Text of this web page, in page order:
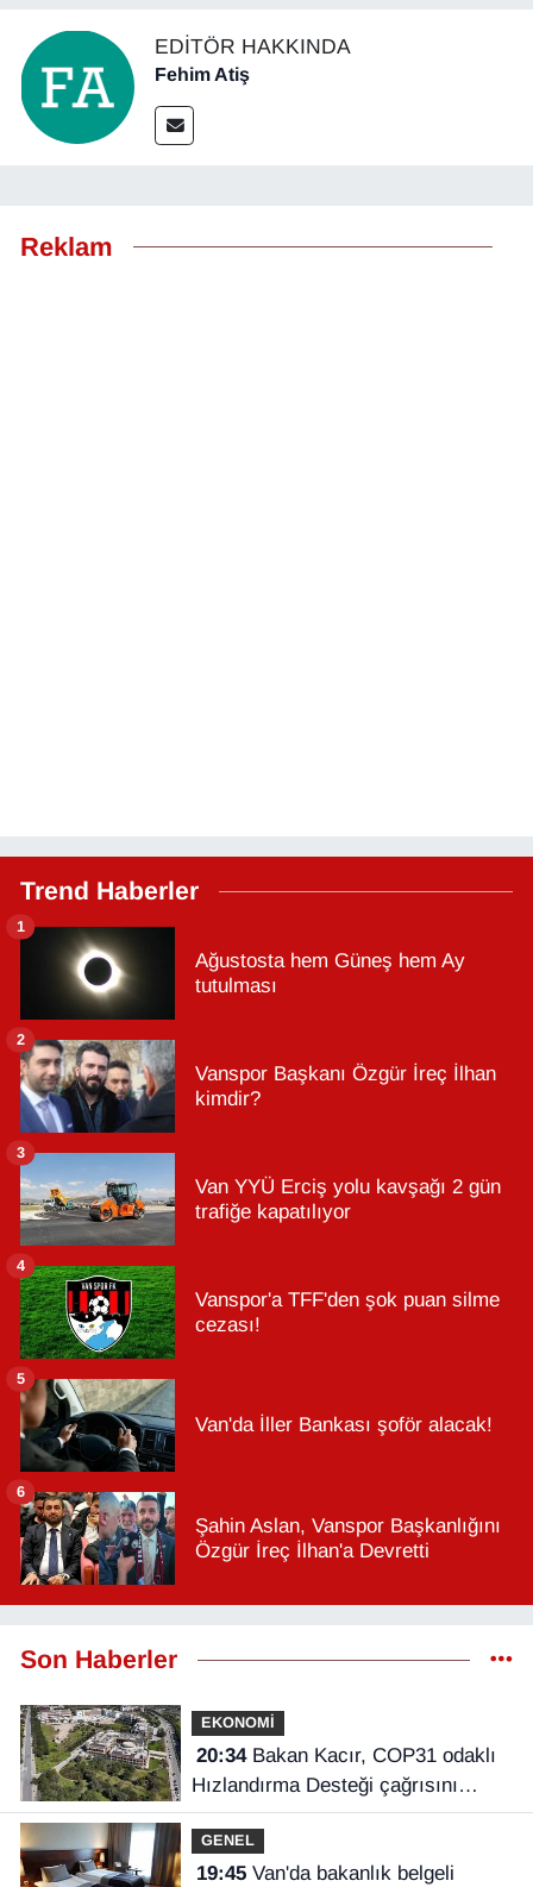
EDITÖR HAKKINDA
Fehim Atiş
Reklam
Trend Haberler
Ağustosta hem Güneş hem Ay
tutulması
1
Vanspor Başkanı Özgür İreç İlhan
kimdir?
2
Van YYÜ Erciş yolu kavşağı 2 gün
trafiğe kapatılıyor
3
Vanspor'a TFF'den şok puan silme
cezası!
4
Van'da İller Bankası şoför alacak!
5
Şahin Aslan, Vanspor Başkanlığını
Özgür İreç İlhan'a Devretti
6
Son Haberler
EKONOMİ
20:34Bakan Kacır, COP31 odaklı
Hızlandırma Desteği çağrısını
açıkladı
GENEL
19:45Van'da bakanlık belgeli